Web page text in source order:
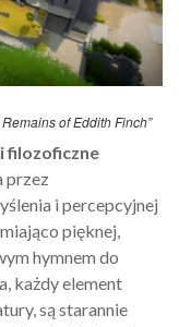
of Eddith Finch”
filozoficzne
przez
i percepcyjnej
pięknej,
hymnem do
każdy element
są starannie